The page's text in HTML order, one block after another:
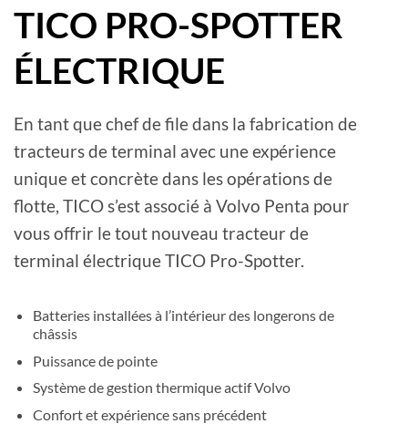
TICO PRO-SPOTTER
ÉLECTRIQUE
En tant que chef de file dans la fabrication de
tracteurs de terminal avec une expérience
unique et concrète dans les opérations de
flotte, TICO s’est associé à Volvo Penta pour
vous offrir le tout nouveau tracteur de
terminal électrique TICO Pro-Spotter.
Batteries installées à l’intérieur des longerons de
châssis
Puissance de pointe
Système de gestion thermique actif Volvo
Confort et expérience sans précédent